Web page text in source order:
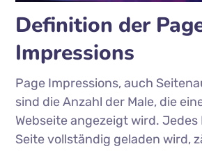
Definition der
Impressions
Page Impressions, auch
sind die Anzahl der Male, die
Webseite angezeigt wird. Jedes
Seite vollständig geladen wird,